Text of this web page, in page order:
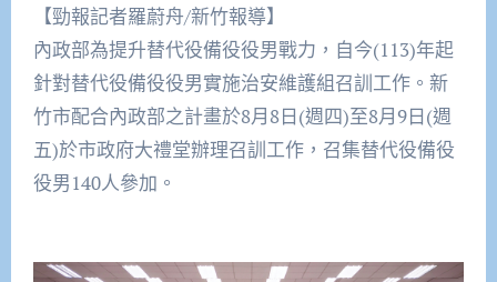
【勁報記者羅蔚舟/新竹報導】
內政部為提升替代役備役役男戰力，自今(113)年起
針對替代役備役役男實施治安維護組召訓工作。新
竹市配合內政部之計畫於8月8日(週四)至8月9日(週
五)於市政府大禮堂辦理召訓工作，召集替代役備役
役男140人參加。